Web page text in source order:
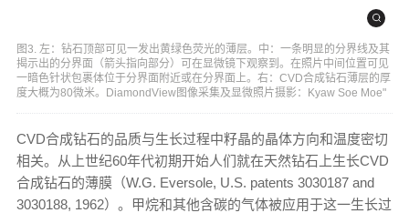
图3. 左：钻石顶部可见一发出黄绿色荧光的薄层。中：一条明显的分界线及其
揭示出的分界面（箭头指向部分）可在显微镜下观察到。在照片中间位置可见
一暗色针状包裹体位于分界面附近或在分界面上。右：CVD合成钻石薄层的厚
度大概为80微米。DiamondView图像采集及显微照片摄影：Kyaw Soe Moe"
CVD合成钻石的品质与生长过程中籽晶的晶体方向和温度密切
相关。从上世纪60年代初期开始人们就在天然钻石上生长CVD
合成钻石的薄膜（W.G. Eversole, U.S. patents 3030187 and
3030188, 1962）。甲烷和其他含碳的气体被应用于这一生长过